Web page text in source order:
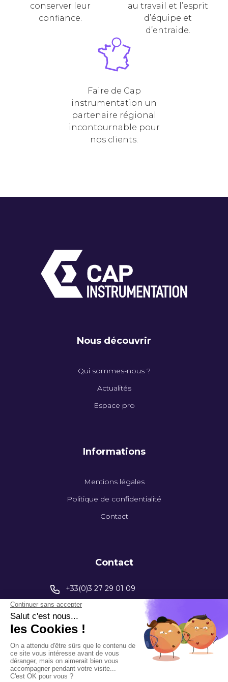
conserver leur
confiance.
au travail et l’esprit
d’équipe et
d’entraide.
Faire de Cap
instrumentation un
partenaire régional
incontournable pour
nos clients.
Nous découvrir
Qui sommes-nous ?
Actualités
Espace pro
Informations
Mentions légales
Politique de confidentialité
Contact
Contact
+33(0)3 27 29 01 09
contact@capinstrumentation.fr
395 Av. Henri Barbusse
59770 Marly
Rejoignez-nous sur LinkedIn